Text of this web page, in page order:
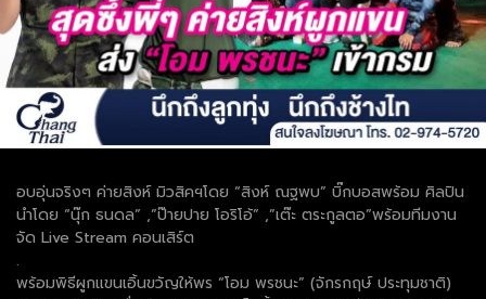
อบอุ่นจริงๆ ค่ายสิงห์ มิวสิคฯโดย “สิงห์ ณฐพบ” บิ๊กบอสพร้อม ศิลปิน
นำโดย “นุ๊ก ธนดล” ,”ป๊ายปาย โอริโอ้” ,”เต๊ะ ตระกูลตอ”พร้อมทีมงาน
จัด Live Stream คอนเสิร์ต
.
พร้อมพิธีผูกแขนเอิ้นขวัญให้พร “โอม พรชนะ” (จักรกฤษ์ ประทุมชาติ)